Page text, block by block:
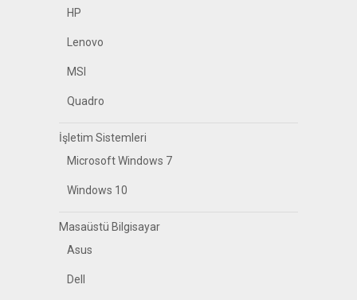
HP
Lenovo
MSI
Quadro
İşletim Sistemleri
Microsoft Windows 7
Windows 10
Masaüstü Bilgisayar
Asus
Dell